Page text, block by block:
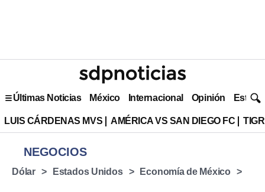
Últimas Noticias México Internacional Opinión Estilo
LUIS CÁRDENAS MVS AMÉRICA VS SAN DIEGO FC
NEGOCIOS
Dólar Estados Unidos Economía de México